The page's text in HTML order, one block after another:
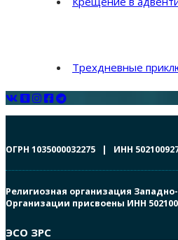
Трехдневные
ОГРН 1035000032275 | ИНН
Религиозная организация
Организации присвоены ИНН
ЭСО ЗРС